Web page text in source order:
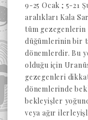
9-25 Ocak ; 5-21
aralıkları Kala
tüm gezegenlerin
düğümlerinin bir
dönemlerdir. Bu
olduğu için
gezegenleri
dönemlerinde
bekleyişler
veya ağır